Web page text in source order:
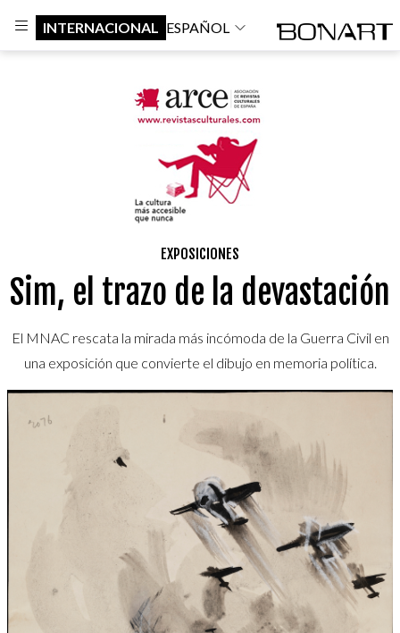
INTERNACIONAL ESPAÑOL
EXPOSICIONES
Sim, el trazo de la devastación
El MNAC rescata la mirada más incómoda de la Guerra Civil en
una exposición que convierte el dibujo en memoria política.